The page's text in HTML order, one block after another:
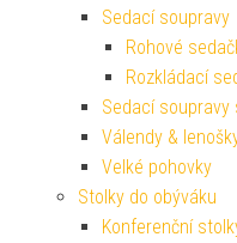
Sedací soupravy
Rohové
Rozkládací
Sedací soupravy
Válendy &
Velké pohovky
Stolky do obýváku
Konferenční